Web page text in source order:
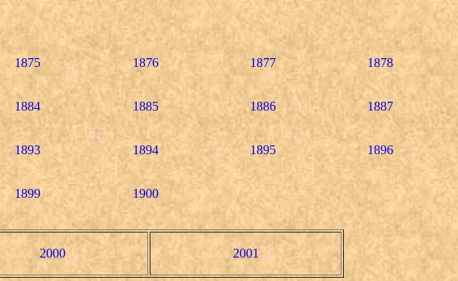
1875 1876 1877 1878
1884 1885 1886 1887
1893 1894 1895 1896
1899 1900
2000 2001